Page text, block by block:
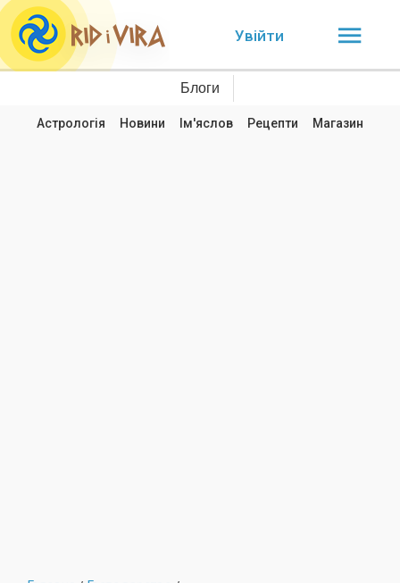
Увійти
Блоги
Астрологія Новини Ім'яслов Рецепти Магазин